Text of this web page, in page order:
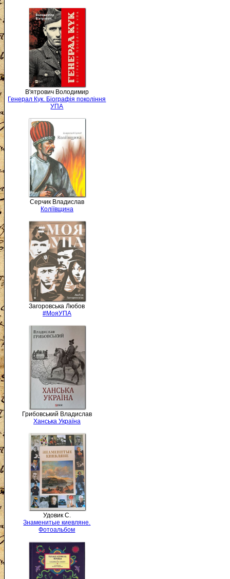
В'ятрович Володимир
Генерал Кук. Біографія покоління
УПА
Серчик Владислав
Коліївщина
Загоровська Любов
#МояУПА
Грибовський Владислав
Ханська Україна
Удовик С.
Знаменитые киевляне.
Фотоальбом